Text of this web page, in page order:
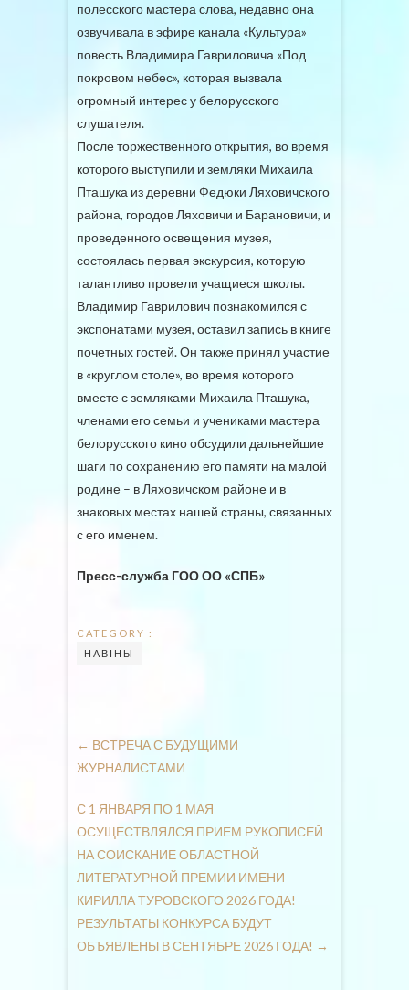
полесского мастера слова, недавно она
озвучивала в эфире канала «Культура»
повесть Владимира Гавриловича «Под
покровом небес», которая вызвала
огромный интерес у белорусского
слушателя.
После торжественного открытия, во время
которого выступили и земляки Михаила
Пташука из деревни Федюки Ляховичского
района, городов Ляховичи и Барановичи, и
проведенного освещения музея,
состоялась первая экскурсия, которую
талантливо провели учащиеся школы.
Владимир Гаврилович познакомился с
экспонатами музея, оставил запись в книге
почетных гостей. Он также принял участие
в «круглом столе», во время которого
вместе с земляками Михаила Пташука,
членами его семьи и учениками мастера
белорусского кино обсудили дальнейшие
шаги по сохранению его памяти на малой
родине – в Ляховичском районе и в
знаковых местах нашей страны, связанных
с его именем.
Пресс-служба ГОО ОО «СПБ»
CATEGORY :
НАВІНЫ
← ВСТРЕЧА С БУДУЩИМИ
ЖУРНАЛИСТАМИ
С 1 ЯНВАРЯ ПО 1 МАЯ
ОСУЩЕСТВЛЯЛСЯ ПРИЕМ РУКОПИСЕЙ
НА СОИСКАНИЕ ОБЛАСТНОЙ
ЛИТЕРАТУРНОЙ ПРЕМИИ ИМЕНИ
КИРИЛЛА ТУРОВСКОГО 2026 ГОДА!
РЕЗУЛЬТАТЫ КОНКУРСА БУДУТ
ОБЪЯВЛЕНЫ В СЕНТЯБРЕ 2026 ГОДА! →